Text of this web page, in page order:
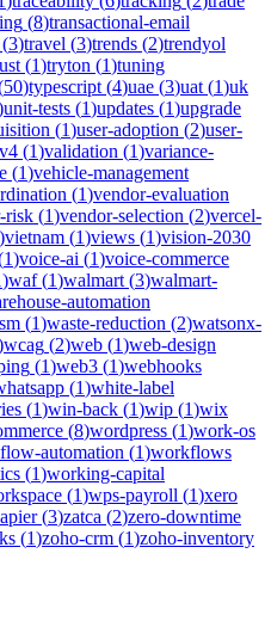
(8)transactional-email
(3)travel (3)trends (2)trendyol
(1)tryton (1)tuning
50)typescript (4)uae (3)uat (1)uk
unit-tests (1)updates (1)upgrade
(1)user-adoption (2)user-
v4 (1)validation (1)variance-
(1)vehicle-management
(1)vendor-evaluation
risk (1)vendor-selection (2)vercel-
)vietnam (1)views (1)vision-2030
1)voice-ai (1)voice-commerce
)waf(1)walmart (3)walmart-
automation
(1)waste-reduction (2)watsonx-
wcag (2)web (1)web-design
(1)web3 (1)webhooks
(1)white-label
(1)win-back (1)wip (1)wix
(8)wordpress (1)work-os
automation (1)workflows
(1)working-capital
(1)wps-payroll (1)xero
(3)zatca (2)zero-downtime
(1)zoho-crm (1)zoho-inventory